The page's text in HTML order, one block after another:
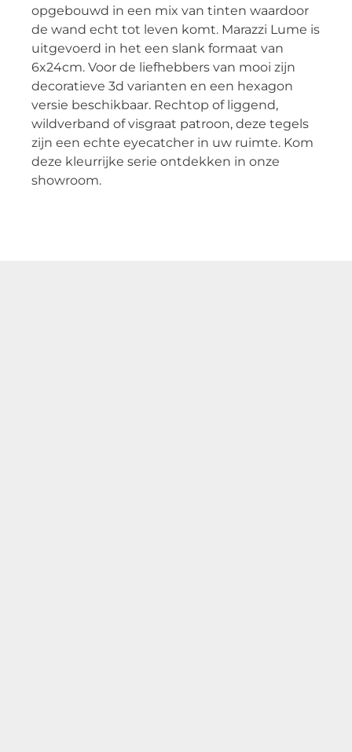
opgebouwd in een mix van tinten waardoor
de wand echt tot leven komt. Marazzi Lume is
uitgevoerd in het een slank formaat van
6x24cm. Voor de liefhebbers van mooi zijn
decoratieve 3d varianten en een hexagon
versie beschikbaar. Rechtop of liggend,
wildverband of visgraat patroon, deze tegels
zijn een echte eyecatcher in uw ruimte. Kom
deze kleurrijke serie ontdekken in onze
showroom.